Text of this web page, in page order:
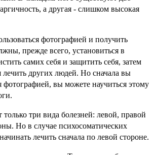
а другая - слишком высокая
фотографией и получить
прежде всего, установиться в
самих себя и защитить себя, затем
лечить других людей. Но сначала вы
фотографией, вы можете научиться этому
три вида болезней: левой, правой
Но в случае психосоматических
лечить сначала по левой стороне.